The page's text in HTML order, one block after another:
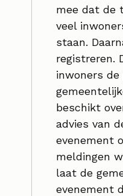
mee dat de
veel
staan.
registreren.
inwoners
beschikt
advies van
evenement
meldingen
laat de
evenement